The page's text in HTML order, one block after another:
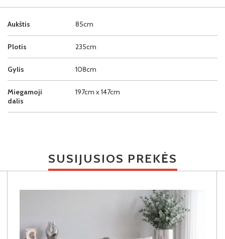
Aukštis 85cm
Plotis 235cm
Gylis 108cm
Miegamoji
dalis
197cm x 147cm
SUSIJUSIOS PREKĖS